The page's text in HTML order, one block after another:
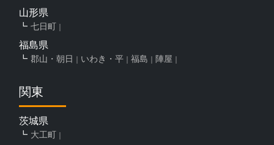
山形県
七日町
福島県
郡山・朝日 いわき・平 福島 陣屋
関東
茨城県
大工町